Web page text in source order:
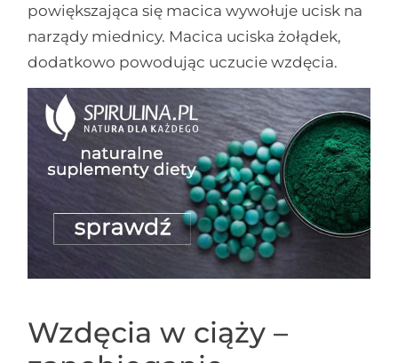
powiększająca się macica wywołuje ucisk na
narządy miednicy. Macica uciska żołądek,
dodatkowo powodując uczucie wzdęcia.
Wzdęcia w ciąży –